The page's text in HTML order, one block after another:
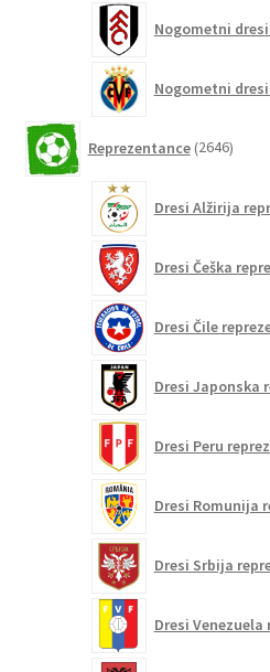
Nogometni
Nogometni
Reprezentance 2646
Dresi Alžirija
Dresi Češka
Dresi Čile
Dresi Japonska
Dresi Peru
Dresi Romunija
Dresi Srbija
Dresi